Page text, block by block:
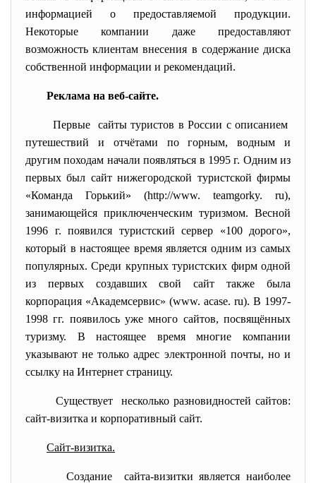
информацией о предоставляемой продукции.
Некоторые компании даже предоставляют
возможность клиентам внесения в содержание диска
собственной информации и рекомендаций.
Реклама на веб-сайте.
Первые сайты туристов в России с описанием
путешествий и отчётами по горным, водным и
другим походам начали появляться в 1995 г. Одним из
первых был сайт нижегородской туристской фирмы
«Команда Горький» (http://www. teamgorky. ru),
занимающейся приключенческим туризмом. Весной
1996 г. появился туристский сервер «100 дорого»,
который в настоящее время является одним из самых
популярных. Среди крупных туристских фирм одной
из первых создавших свой сайт также была
корпорация «Академсервис» (www. acase. ru). В 1997-
1998 гг. появилось уже много сайтов, посвящённых
туризму. В настоящее время многие компании
указывают не только адрес электронной почты, но и
ссылку на Интернет страницу.
Существует несколько разновидностей сайтов:
сайт-визитка и корпоративный сайт.
Сайт-визитка.
Создание сайта-визитки является наиболее